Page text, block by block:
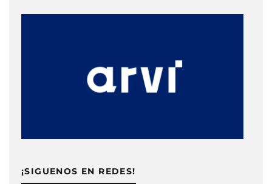
¡SIGUENOS EN REDES!